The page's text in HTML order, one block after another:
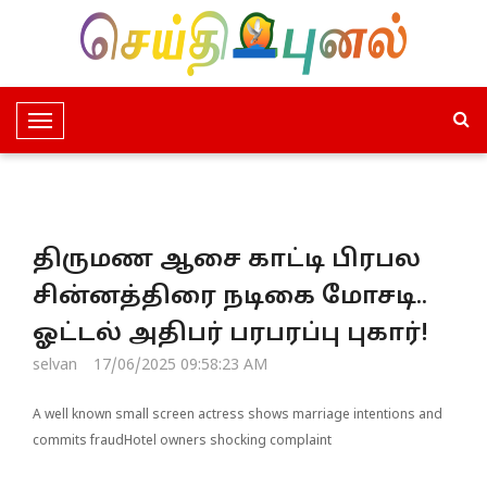
T
o
e
N
a
v
i
a
t
திருமண ஆசை காட்டி பிரபல
சின்னத்திரை நடிகை மோசடி..
ஓட்டல் அதிபர் பரபரப்பு புகார்!
selvan 17/06/2025 09:58:23 AM
A well known small screen actress shows marriage intentions and
commits fraudHotel owners shocking complaint